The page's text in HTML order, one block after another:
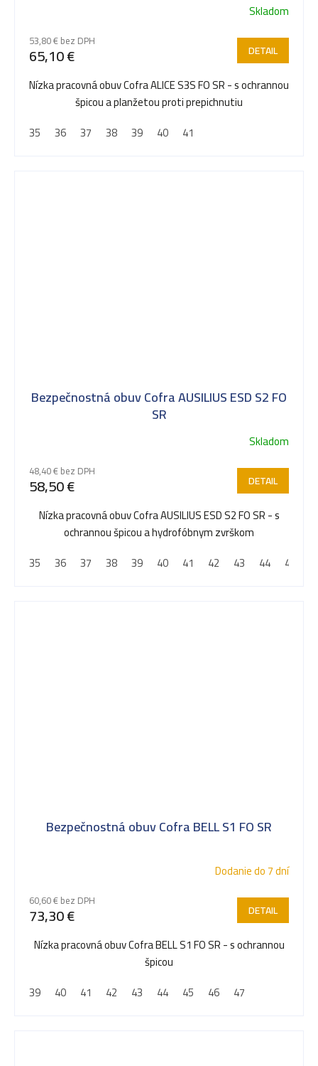
Skladom
53,80 € bez DPH
65,10 € DETAIL
Nízka pracovná obuv Cofra ALICE S3S FO SR - s ochrannou
špicou a planžetou proti prepichnutiu
35
36 37 38 39 40 41
Bezpečnostná obuv Cofra AUSILIUS ESD S2 FO
SR
Skladom
48,40 € bez DPH
58,50 € DETAIL
Nízka pracovná obuv Cofra AUSILIUS ESD S2 FO SR - s
ochrannou špicou a hydrofóbnym zvrškom
35
36 37 38 39 40 41 42 43 44 45
Bezpečnostná obuv Cofra BELL S1 FO SR
Dodanie do 7 dní
60,60 € bez DPH
73,30 € DETAIL
Nízka pracovná obuv Cofra BELL S1 FO SR - s ochrannou
špicou
39
40 41 42 43 44 45 46 47